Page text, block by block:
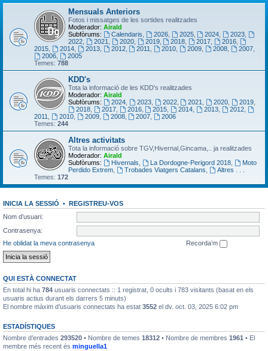
Mensuals Anteriors
Fotos i missatges de les sortides realitzades
Moderador: Airald
Subfòrums:
Calendaris 2026, 2025, 2024 2023
2022
2021 2020, 2019, 2018 2017 2016
2015
2014, 2013, 2012, 2011 2010 2009 2008, 2007,
2006,
2005
Temes: 788
KDD's
Tota la informació de les KDD's realitzades
Moderador: Airald
Subfòrums:
2024, 2023, 2022, 2021 2020 2019
2018, 2017, 2016, 2015 2014 2013 2012,
2011
2010, 2009, 2008, 2007
2006
Temes: 244
Altres activitats
Tota la informació sobre TGV,Hivernal,Gincama,.. ja realitzades
Moderador: Airald
Subfòrums:
Hivernals La Dordogne-Perigord 2018,
Moto
Perdido Extrem
Trobades Viatgers Catalans
Altres . . .
Temes: 172
INICIA LA SESSIÓ • REGISTREU-VOS
Nom d’usuari:
Contrasenya:
He oblidat la meva contrasenya
Recorda’m
QUI ESTÀ CONNECTAT
En total hi ha 784 usuaris connectats :: 1 registrat, 0 ocults i 783 visitants (basat en els
usuaris actius durant els darrers 5 minuts)
El nombre màxim d’usuaris connectats ha estat 3552 el dv. oct. 03, 2025 6:02 pm
ESTADÍSTIQUES
Nombre d’entrades 293520 • Nombre de temes 18312 • Nombre de membres 1961 • El
membre més recent és minguella1